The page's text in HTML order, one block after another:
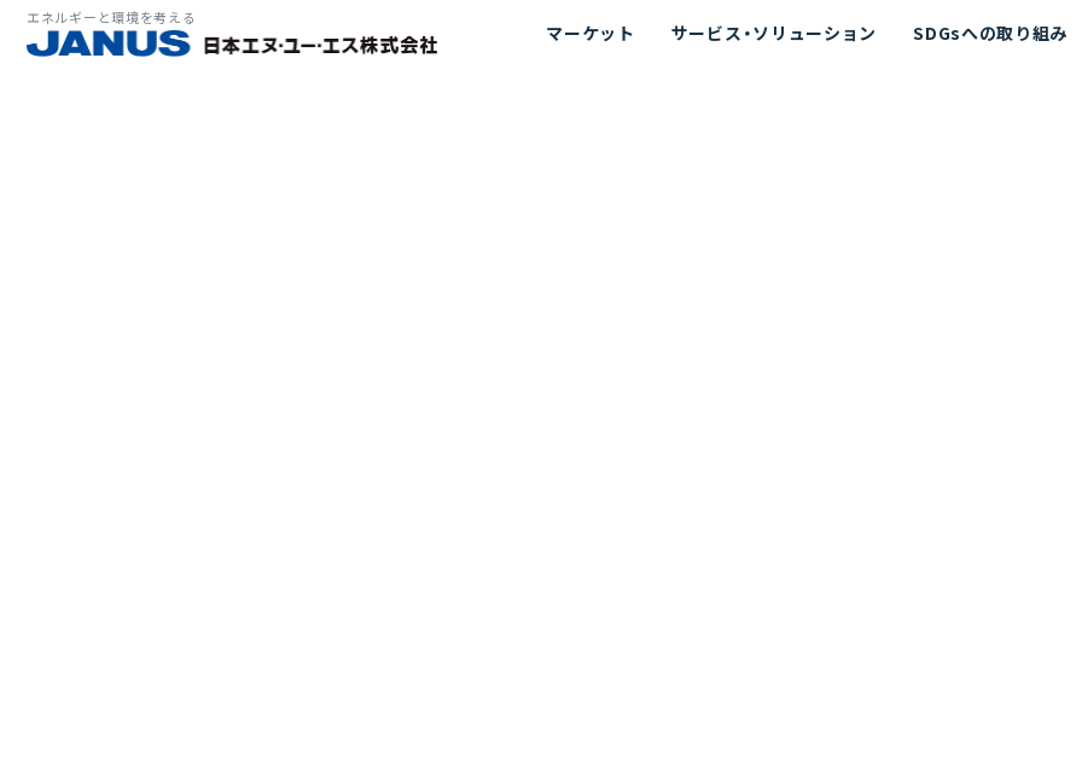
エネルギーと環境を考える
マーケット サービス・ソリューション SDGsへの取り組み